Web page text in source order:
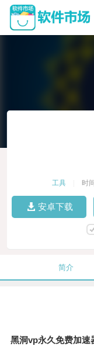
工具 时
安卓下载
简介
黑洞vp永久免费加速